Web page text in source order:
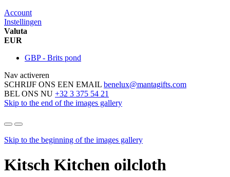
Account
Instellingen
Valuta
EUR
GBP - Brits pond
Nav activeren
SCHRIJF ONS EEN EMAIL benelux@mantagifts.com
BEL ONS NU +32 3 375 54 21
Skip to the end of the images gallery
Skip to the beginning of the images gallery
Kitsch Kitchen oilcloth